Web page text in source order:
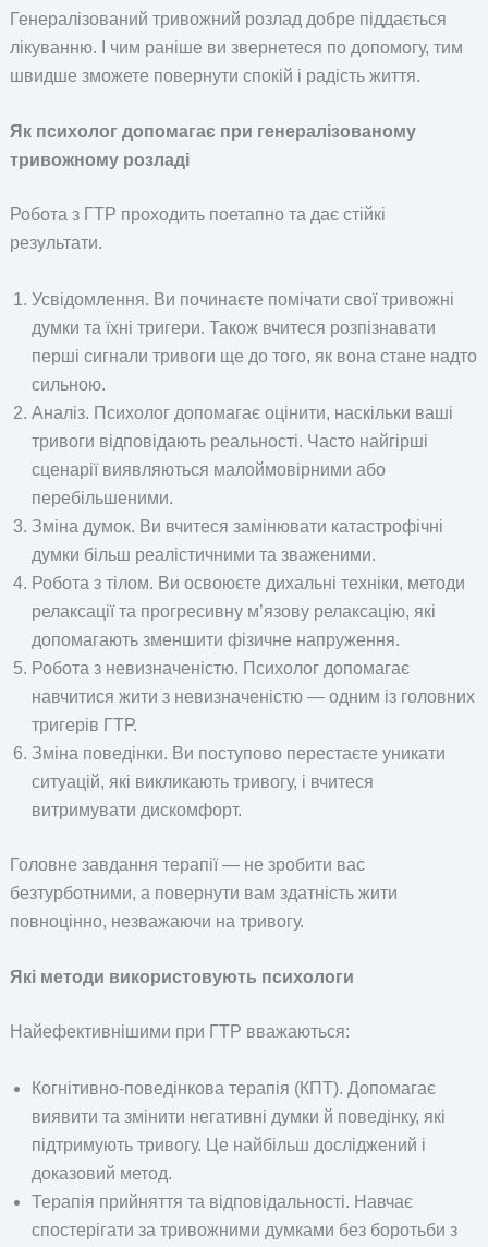
Генералізований тривожний розлад добре піддається
лікуванню. І чим раніше ви звернетеся по допомогу, тим
швидше зможете повернути спокій і радість життя.
Як психолог допомагає при генералізованому
тривожному розладі
Робота з ГТР проходить поетапно та дає стійкі
результати.
Усвідомлення. Ви починаєте помічати свої тривожні
думки та їхні тригери. Також вчитеся розпізнавати
перші сигнали тривоги ще до того, як вона стане надто
сильною.
Аналіз. Психолог допомагає оцінити, наскільки ваші
тривоги відповідають реальності. Часто найгірші
сценарії виявляються малоймовірними або
перебільшеними.
Зміна думок. Ви вчитеся замінювати катастрофічні
думки більш реалістичними та зваженими.
Робота з тілом. Ви освоюєте дихальні техніки, методи
релаксації та прогресивну м’язову релаксацію, які
допомагають зменшити фізичне напруження.
Робота з невизначеністю. Психолог допомагає
навчитися жити з невизначеністю — одним із головних
тригерів ГТР.
Зміна поведінки. Ви поступово перестаєте уникати
ситуацій, які викликають тривогу, і вчитеся
витримувати дискомфорт.
Головне завдання терапії — не зробити вас
безтурботними, а повернути вам здатність жити
повноцінно, незважаючи на тривогу.
Які методи використовують психологи
Найефективнішими при ГТР вважаються:
Когнітивно-поведінкова терапія (КПТ). Допомагає
виявити та змінити негативні думки й поведінку, які
підтримують тривогу. Це найбільш досліджений і
доказовий метод.
Терапія прийняття та відповідальності. Навчає
спостерігати за тривожними думками без боротьби з